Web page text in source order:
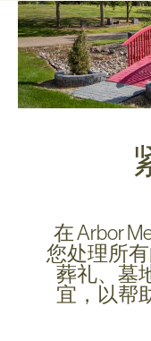
在 Arbor
您处理所
葬礼、墓
宜，以帮